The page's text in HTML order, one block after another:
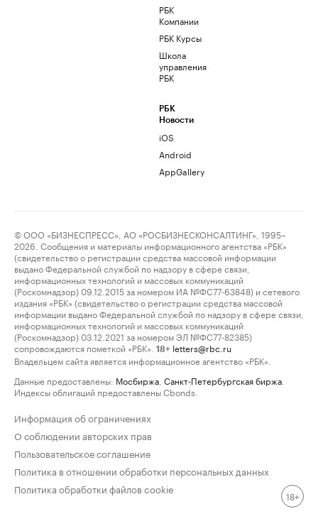
РБК
Компании
РБК Курсы
Школа
управления
РБК
РБК
Новости
iOS
Android
AppGallery
© ООО «БИЗНЕСПРЕСС», АО «РОСБИЗНЕСКОНСАЛТИНГ», 1995–
2026. Сообщения и материалы информационного агентства «РБК»
(свидетельство о регистрации средства массовой информации
выдано Федеральной службой по надзору в сфере связи,
информационных технологий и массовых коммуникаций
(Роскомнадзор) 09.12.2015 за номером ИА №ФС77-63848) и сетевого
издания «РБК» (свидетельство о регистрации средства массовой
информации выдано Федеральной службой по надзору в сфере связи,
информационных технологий и массовых коммуникаций
(Роскомнадзор) 03.12.2021 за номером ЭЛ №ФС77-82385)
сопровождаются пометкой «РБК».
18+ letters@rbc.ru
Владельцем сайта является информационное агентство «РБК».
Данные предоставлены: Мосбиржа Санкт-Петербургская биржа
Индексы облигаций предоставлены Cbonds.
Информация об ограничениях
О соблюдении авторских прав
Пользовательское соглашение
Политика в отношении обработки персональных данных
Политика обработки файлов cookie
18+